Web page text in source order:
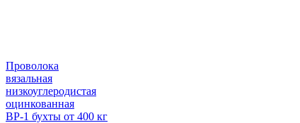
Проволока
вязальная
низкоуглеродистая
оцинкованная
ВР-1 бухты от 400 кг